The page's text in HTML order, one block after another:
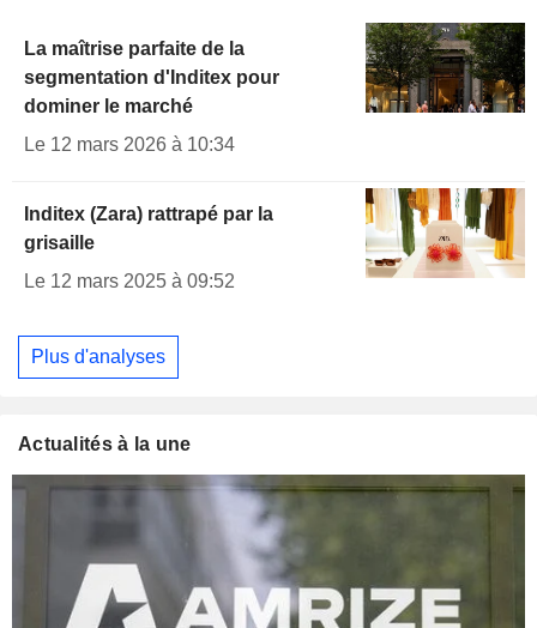
La maîtrise parfaite de la
segmentation d'Inditex pour
dominer le marché
Le 12 mars 2026 à 10:34
Inditex (Zara) rattrapé par la
grisaille
Le 12 mars 2025 à 09:52
Plus d'analyses
Actualités à la une